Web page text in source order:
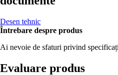
Desen tehnic
Întrebare despre produs
Ai nevoie de sfaturi privind
Evaluare produs